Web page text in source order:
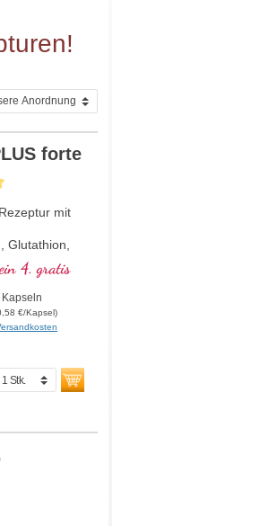
Bewertung von 5 von 5 Sternen
forte
mit
Glutathion,
und
zu einer
des
beiträgt.
4. gratis
€/Kapsel)
von 5 von 5 Sternen